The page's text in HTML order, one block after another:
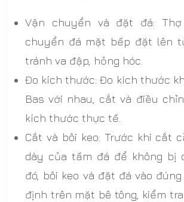
Vận chuyển và đặt đá:
chuyển đá mặt bếp đặt lên
tránh va đập, hỏng hóc.
Đo kích thước: Đo kích thước
Bas với nhau, cắt và điều
kích thước thực tế.
Cắt và bôi keo: Trước khi cắt
dày của tấm đá để không bị
đó, bôi keo và đặt đá vào
định trên mặt bê tông, kiểm